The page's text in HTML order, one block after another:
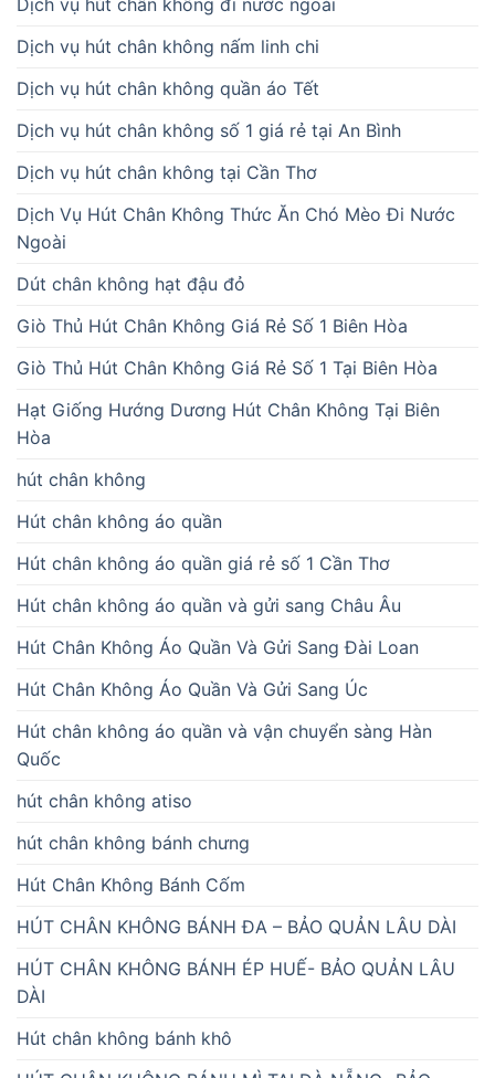
Dịch vụ hút chân không nấm linh chi
Dịch vụ hút chân không quần áo Tết
Dịch vụ hút chân không số 1 giá rẻ tại An Bình
Dịch vụ hút chân không tại Cần Thơ
Dịch Vụ Hút Chân Không Thức Ăn Chó Mèo Đi Nước
Ngoài
Dút chân không hạt đậu đỏ
Giò Thủ Hút Chân Không Giá Rẻ Số 1 Biên Hòa
Giò Thủ Hút Chân Không Giá Rẻ Số 1 Tại Biên Hòa
Hạt Giống Hướng Dương Hút Chân Không Tại Biên
Hòa
hút chân không
Hút chân không áo quần
Hút chân không áo quần giá rẻ số 1 Cần Thơ
Hút chân không áo quần và gửi sang Châu Âu
Hút Chân Không Áo Quần Và Gửi Sang Đài Loan
Hút Chân Không Áo Quần Và Gửi Sang Úc
Hút chân không áo quần và vận chuyển sàng Hàn
Quốc
hút chân không atiso
hút chân không bánh chưng
Hút Chân Không Bánh Cốm
HÚT CHÂN KHÔNG BÁNH ĐA – BẢO QUẢN LÂU DÀI
HÚT CHÂN KHÔNG BÁNH ÉP HUẾ- BẢO QUẢN LÂU
DÀI
Hút chân không bánh khô